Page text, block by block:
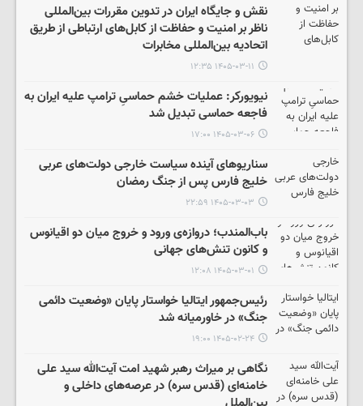
نقش و جایگاه ایران در تدوین مقررات بین‌المللی
ناظر بر امنیت و حفاظت از کابل‌های ارتباطی از طریق
اتحادیه بین‌المللی مخابرات
۱۴۰۵-۰۳-۱۱ ۱۲:۳۵
نیویورکر: عملیات خشم حماسیِ ترامپ علیه ایران به
فاجعه حماسی تبدیل شد
۱۴۰۵-۰۳-۰۶ ۱۷:۰۰
سناریوهای آینده سیاست خارجی دولت‌های عربی
خلیج فارس پس از جنگ رمضان
۱۴۰۵-۰۳-۰۳ ۲۲:۵۹
باب‌المندب؛ دروازه‌ی ورود و خروج میان دو اقیانوس
و کانون تنش‌های جهانی
۱۴۰۵-۰۳-۰۱ ۱۲:۰۸
رئیس‌جمهور ایتالیا خواستار پایان «وضعیت دائمی
جنگ» در خاورمیانه شد
۱۴۰۵-۰۲-۲۴ ۱۹:۰۰
نگاهی بر میراث رهبر شهید امت آیت‌الله سید علی
خامنه‌ای (قدس سره) در عرصه‌های داخلی و